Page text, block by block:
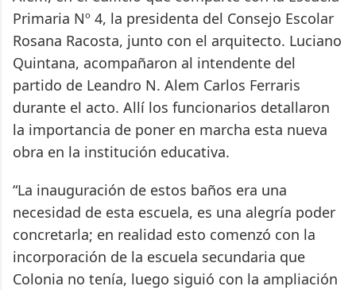
Primaria Nº 4, la presidenta del Consejo Escolar
Rosana Racosta, junto con el arquitecto. Luciano
Quintana, acompañaron al intendente del
partido de Leandro N. Alem Carlos Ferraris
durante el acto. Allí los funcionarios detallaron
la importancia de poner en marcha esta nueva
obra en la institución educativa.
“La inauguración de estos baños era una
necesidad de esta escuela, es una alegría poder
concretarla; en realidad esto comenzó con la
incorporación de la escuela secundaria que
Colonia no tenía, luego siguió con la ampliación